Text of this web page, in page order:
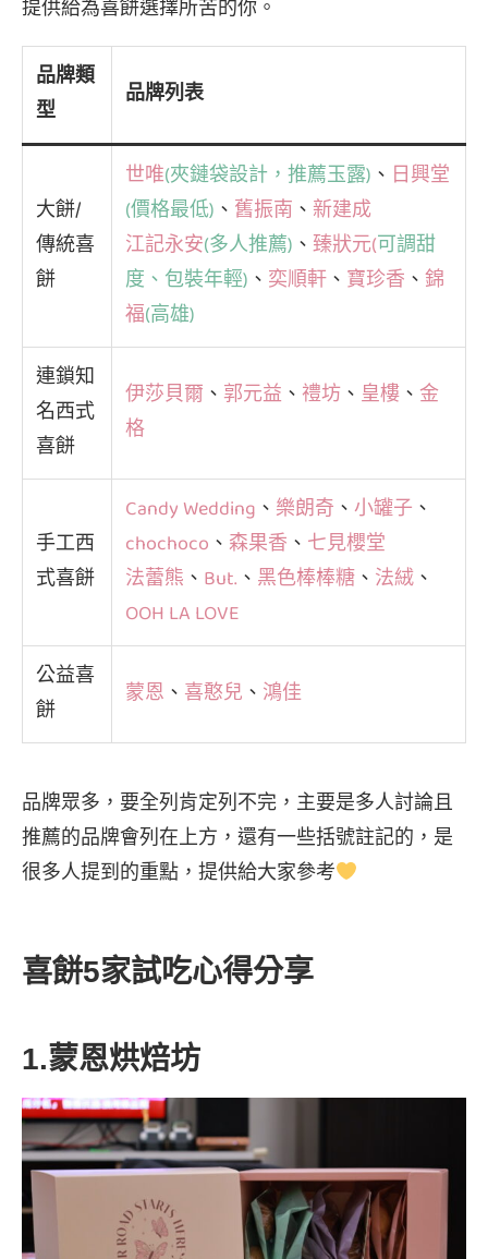
提供給為喜餅選擇所苦的你。
品牌類
型
品牌列表
大餅/
傳統喜
餅
世唯(夾鏈袋設計，推薦玉露) 、 日興堂
(價格最低) 、 舊振南 、 新建成
江記永安(多人推薦) 、臻狀元(可調甜
度、包裝年輕) 、 奕順軒、 寶珍香 、錦
福(高雄)
連鎖知
名西式
喜餅
伊莎貝爾 、 郭元益、禮坊、 皇樓、金
格
手工西
式喜餅
Candy Wedding 、 樂朗奇 、小罐子 、
chochoco 、 森果香 、 七見櫻堂
法蕾熊 、 But. 、 黑色棒棒糖、 法絨、
OOH LA LOVE
公益喜
餅
蒙恩 、 喜憨兒 、 鴻佳
品牌眾多，要全列肯定列不完，主要是多人討論且
推薦的品牌會列在上方，還有一些括號註記的，是
很多人提到的重點，提供給大家參考
喜餅5家試吃心得分享
1.蒙恩烘焙坊